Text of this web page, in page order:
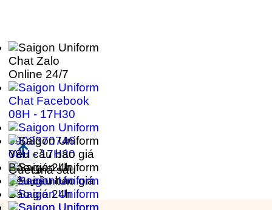
Chat Zalo
Online 24/7
Chat Facebook
08H - 17H30
0903370746
08H - 17H30
Yêu cầu báo giá
Báo giá 24h
Yêu cầu báo giá
Báo giá 24h
Quét mã sau